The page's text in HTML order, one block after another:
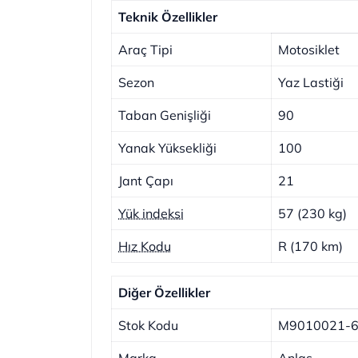
Teknik Özellikler
Araç Tipi Motosiklet
Sezon Yaz Lastiği
Taban Genişliği 90
Yanak Yüksekliği 100
Jant Çapı 21
Yük indeksi 57 (230 kg)
Hız Kodu R (170 km)
Diğer Özellikler
Stok Kodu M9010021-